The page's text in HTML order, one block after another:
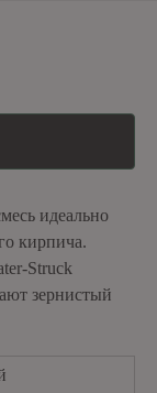
идеально
кирпича.
Struck
зернистый